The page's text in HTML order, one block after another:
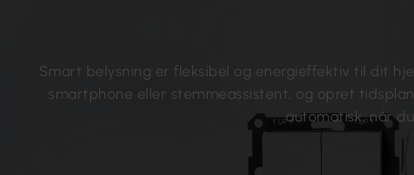
Smart belysning er fleksibel og energieffektiv til dit
smartphone eller stemmeassistent, og opret
automatisk, når